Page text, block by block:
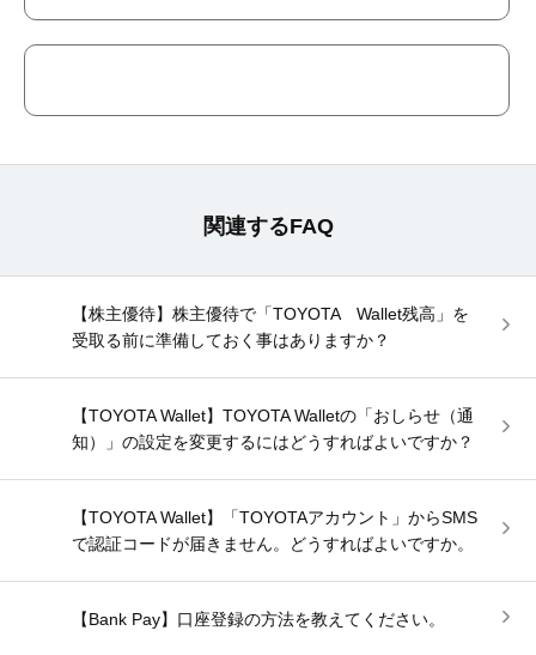
関連するFAQ
【株主優待】株主優待で「TOYOTA Wallet残高」を
受取る前に準備しておく事はありますか？
【TOYOTA Wallet】TOYOTA Walletの「おしらせ（通
知）」の設定を変更するにはどうすればよいですか？
【TOYOTA Wallet】「TOYOTAアカウント」からSMS
で認証コードが届きません。どうすればよいですか。
【Bank Pay】口座登録の方法を教えてください。